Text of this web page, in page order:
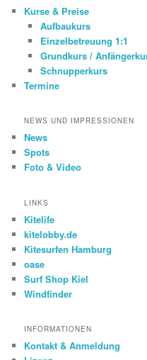
Kurse & Preise
Aufbaukurs
Einzelbetreuung 1:1
Grundkurs /
Schnupperkurs
Termine
NEWS UND IMPRESSIONEN
News
Spots
Foto & Video
LINKS
Kitelife
kitelobby.de
Kitesurfen Hamburg
oase
Surf Shop Kiel
Windfinder
INFORMATIONEN
Kontakt & Anmeldung